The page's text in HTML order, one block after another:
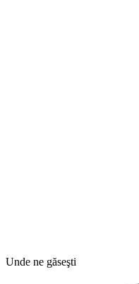
Unde ne găseşti